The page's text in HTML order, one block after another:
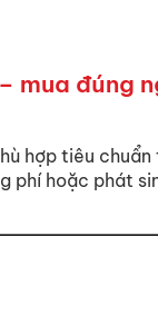
mua đúng
hợp tiêu chuẩn
phí hoặc phát